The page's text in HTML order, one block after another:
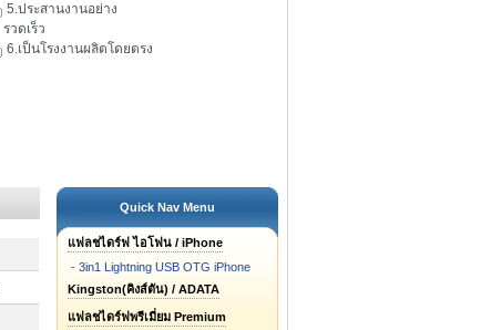
5.ประสานงานอย่าง
รวดเร็ว
6.เป็นโรงงานผลิตโดยตรง
Quick Nav Menu
แฟลชไดร์ฟ ไอโฟน / iPhone
- 3in1 Lightning USB OTG iPhone
Kingston(คิงส์ตัน) / ADATA
แฟลชไดร์ฟพรีเมี่ยม Premium